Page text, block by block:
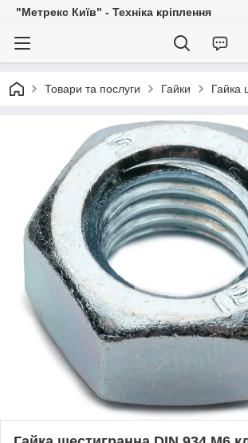
"Метрекс Київ" - Техніка кріплення
Товари та послуги Гайки Гайка